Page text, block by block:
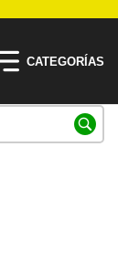
CATEGORÍAS